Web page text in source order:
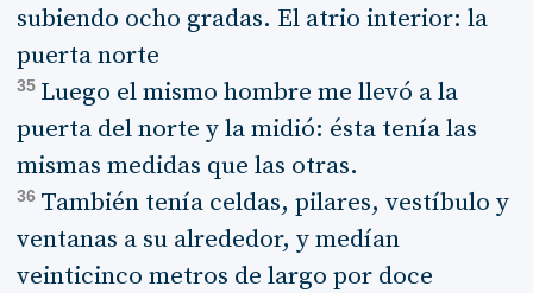
subiendo ocho gradas. El atrio interior: la
puerta norte
35 Luego el mismo hombre me llevó a la
puerta del norte y la midió: ésta tenía las
mismas medidas que las otras.
36 También tenía celdas, pilares, vestíbulo y
ventanas a su alrededor, y medían
veinticinco metros de largo por doce